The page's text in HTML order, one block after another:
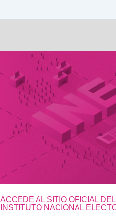
ACCEDE AL SITIO OFICIAL DEL
INSTITUTO NACIONAL